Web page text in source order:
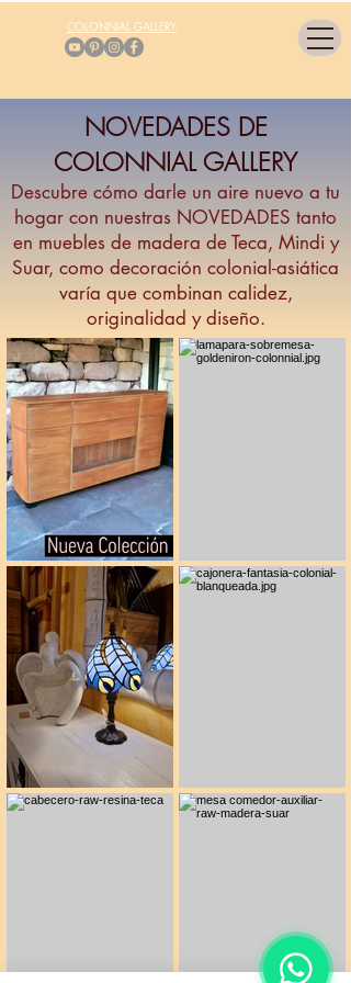
COLONNIAL GALLERY
NOVEDADES DE
COLONNIAL GALLERY
Descubre cómo darle un aire nuevo a tu
hogar con nuestras NOVEDADES tanto
en muebles de madera de Teca, Mindi y
Suar, como decoración colonial-asiática
varía que combinan calidez,
originalidad y diseño.